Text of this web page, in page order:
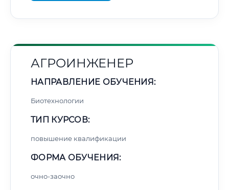
АГРОИНЖЕНЕР
НАПРАВЛЕНИЕ ОБУЧЕНИЯ:
Биотехнологии
ТИП КУРСОВ:
повышение квалификации
ФОРМА ОБУЧЕНИЯ:
очно-заочно